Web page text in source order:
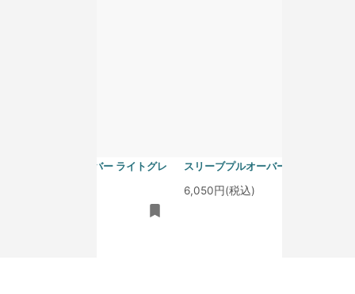
スリーブプルオーバー ライトグレ
スリーブプルオーバー サラシ
6,050円(税込)